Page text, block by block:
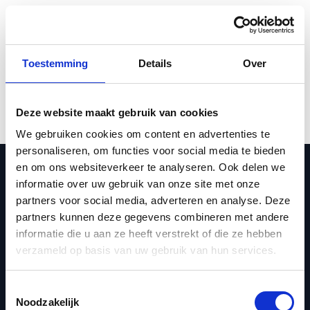
Toestemming Details Over
Deze website maakt gebruik van cookies
We gebruiken cookies om content en advertenties te
personaliseren, om functies voor social media te bieden
en om ons websiteverkeer te analyseren. Ook delen we
informatie over uw gebruik van onze site met onze
partners voor social media, adverteren en analyse. Deze
partners kunnen deze gegevens combineren met andere
informatie die u aan ze heeft verstrekt of die ze hebben
verzameld op basis van uw gebruik van hun services.
Noodzakelijk
With Concap, developed for and by athletes,
we continuously strive for the best-working
supplements and sports nutrition to help
athletes perform and support their health.
Useful links
Webshop